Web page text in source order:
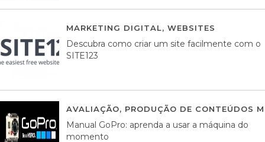
MARKETING DIGITAL, WEBSITES
Descubra como criar um site facilmente com o
SITE123
AVALIAÇÃO, PRODUÇÃO DE CONTEÚDOS
Manual GoPro: aprenda a usar a máquina do
momento